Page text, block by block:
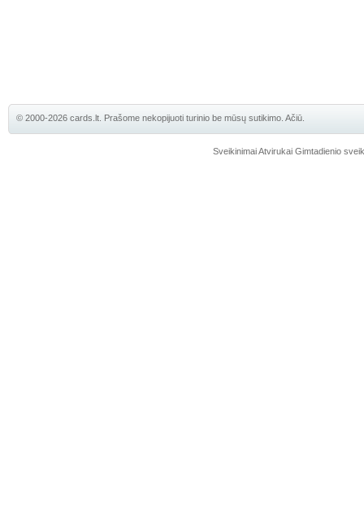
© 2000-2026 cards.lt. Prašome nekopijuoti turinio be mūsų sutikimo. Ačiū.
Sveikinimai Atvirukai Gimtadienio